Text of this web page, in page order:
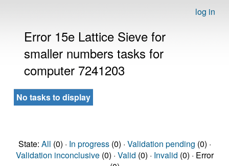
log in
Error 15e Lattice Sieve for
smaller numbers tasks for
computer 7241203
No tasks to display
State: All (0) · In progress(0) · Validation pending (0) ·
Validation inconclusive(0) · Valid (0) · Invalid (0) · Error